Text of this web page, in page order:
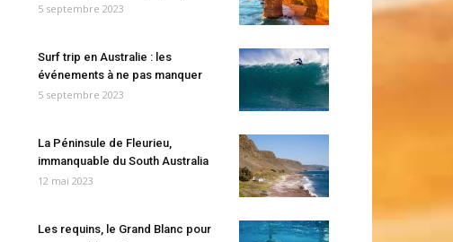
5 septembre 2023
Surf trip en Australie : les
événements à ne pas manquer
5 septembre 2023
La Péninsule de Fleurieu,
immanquable du South Australia
12 mai 2023
Les requins, le Grand Blanc pour